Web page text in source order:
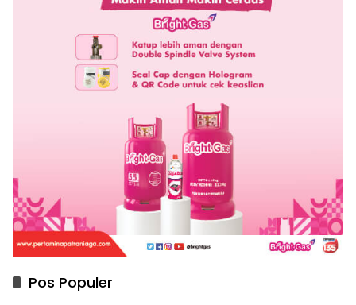
Pos Populer